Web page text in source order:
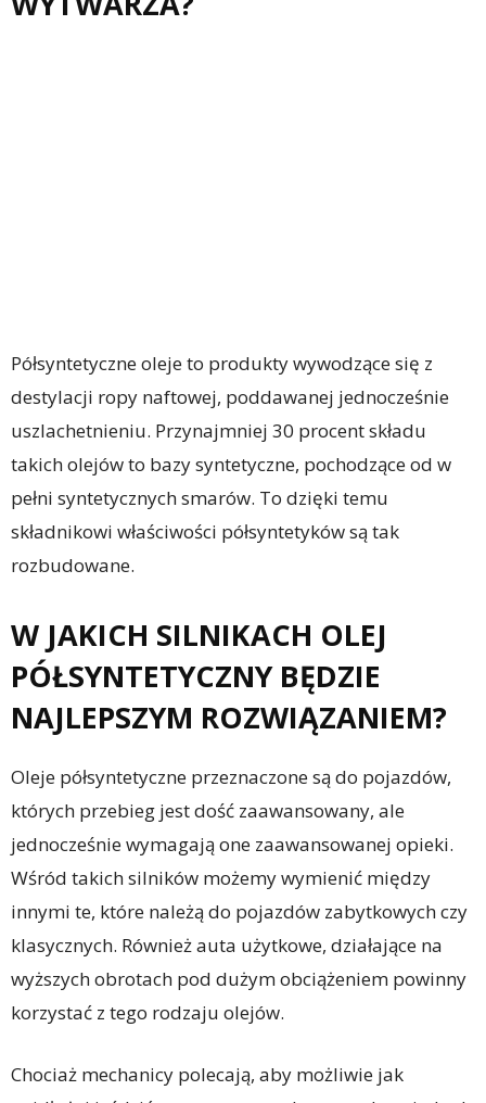
Półsyntetyczne oleje to produkty wywodzące się z
destylacji ropy naftowej, poddawanej jednocześnie
uszlachetnieniu. Przynajmniej 30 procent składu
takich olejów to bazy syntetyczne, pochodzące od w
pełni syntetycznych smarów. To dzięki temu
składnikowi właściwości półsyntetyków są tak
rozbudowane.
W JAKICH SILNIKACH OLEJ
PÓŁSYNTETYCZNY BĘDZIE
NAJLEPSZYM ROZWIĄZANIEM?
Oleje półsyntetyczne przeznaczone są do pojazdów,
których przebieg jest dość zaawansowany, ale
jednocześnie wymagają one zaawansowanej opieki.
Wśród takich silników możemy wymienić między
innymi te, które należą do pojazdów zabytkowych czy
klasycznych. Również auta użytkowe, działające na
wyższych obrotach pod dużym obciążeniem powinny
korzystać z tego rodzaju olejów.
Chociaż mechanicy polecają, aby możliwie jak